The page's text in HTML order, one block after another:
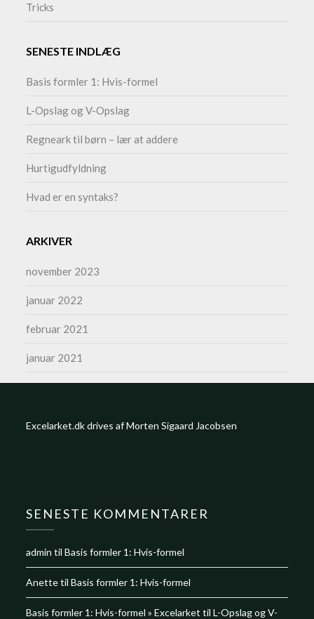
Tricks
SENESTE INDLÆG
Basis formler 1: Hvis-formel
L-Opslag og V-Opslag
Regneark til børn – lær at addere
Hurtigudfyldning
Hvad er en syntaks?
ARKIVER
november 2023
januar 2022
februar 2021
januar 2021
Excelarket.dk drives af Morten Sigaard Jacobsen
SENESTE KOMMENTARER
admin tilBasis formler 1: Hvis-formel
AnettetilBasis formler 1: Hvis-formel
Basis formler 1: Hvis-formel » Excelarket tilL-Opslag og V-